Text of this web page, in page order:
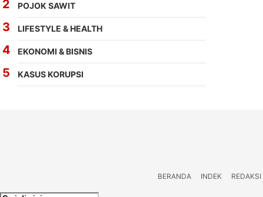
POJOK SAWIT
LIFESTYLE & HEALTH
EKONOMI & BISNIS
KASUS KORUPSI
BERANDA INDEK REDAKSI